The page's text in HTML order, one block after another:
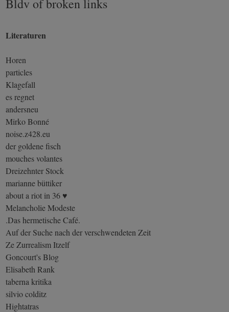
Bldv of broken links
Literaturen
Horen
particles
Klagefall
es regnet
andersneu
Mirko Bonné
noise.z428.eu
der goldene fisch
mouches volantes
Dreizehnter Stock
marianne büttiker
about a riot in 36 ♥
Melancholie Modeste
.Das hermetische Café.
Auf der Suche nach der verschwendeten Zeit
Ze Zurrealism Itzelf
Goncourt's Blog
Elisabeth Rank
taberna kritika
silvio colditz
Hightatras